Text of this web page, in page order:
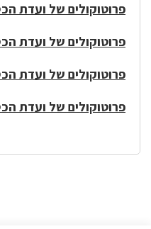
פרוטוקולים של ועדת
פרוטוקולים של ועדת
פרוטוקולים של ועדת
פרוטוקולים של ועדת